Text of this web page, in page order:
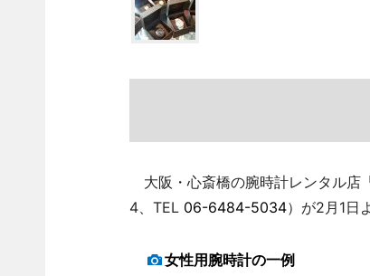
大阪・心斎橋の腕時計レンタル店
4、TEL 06-6484-5034）が2月1日
女性用腕時計の一例